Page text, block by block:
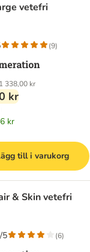
vetefri
1 338,00 kr
kr
kr
(9)
till i varukorg
& Skin vetefri
5 (6)